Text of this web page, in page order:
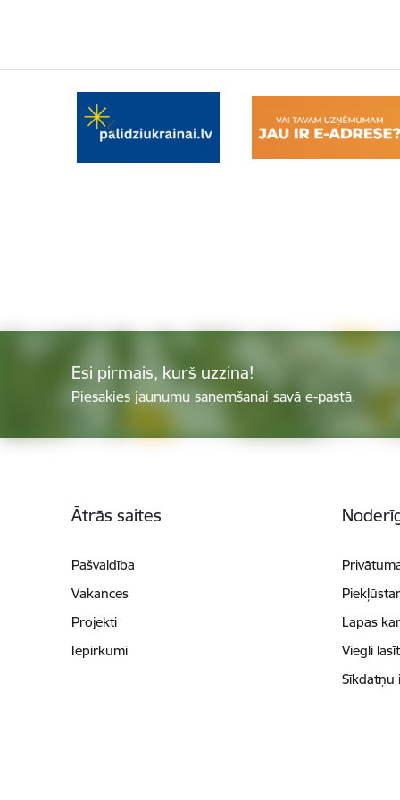
Esi pirmais, kurš uzzina!
Piesakies jaunumu saņemšanai savā e-pastā.
Ātrās saites
Pašvaldība
Vakances
Projekti
Iepirkumi
Lapas
Viegli lasīt
Sīkdatņu